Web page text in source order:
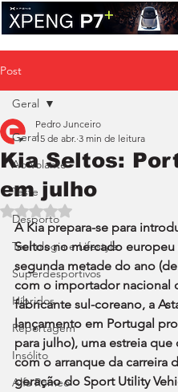
Post
Geral
Ao Volante
Teste
Desporto
Tecnologia e Lifestyle
Superdesportivos
Híbridos
Reportagem
Insólito
Alfa Romeo
Geral
Kia Seltos:
em julho
Pedro Junceiro
15 de abr. 3 min de leitura
Avaliado com NaN de 5
A Kia prepara-se para
Seltos no mercado europeu
segunda metade do ano
com o importador nacional
fabricante sul-coreano, a
lançamento em Portugal
para julho), uma estreia
com o arranque da carreira
geração do Sport Utility